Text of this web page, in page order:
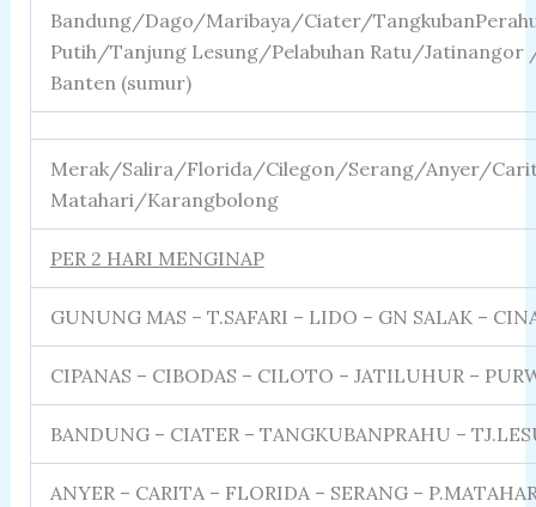
Bandung/Dago/Maribaya/Ciater/
Putih/Tanjung Lesung/Pelabuhan Ratu/
Banten (sumur)
Merak/Salira/Florida/Cilegon/Serang/Anyer/
Matahari/Karangbolong
PER 2 HARI MENGINAP
GUNUNG MAS – T.SAFARI – LIDO – GN SALAK –
CIPANAS – CIBODAS – CILOTO – JATILUHUR –
BANDUNG – CIATER – TANGKUBANPRAHU –
ANYER – CARITA – FLORIDA – SERANG –